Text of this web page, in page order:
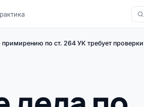
по ст. 264 УК требует